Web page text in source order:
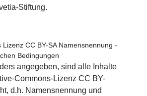
Stiftung.
angegeben, sind alle Inhalte
Commons-LizenzCC BY-
d.h. Namensnennung und